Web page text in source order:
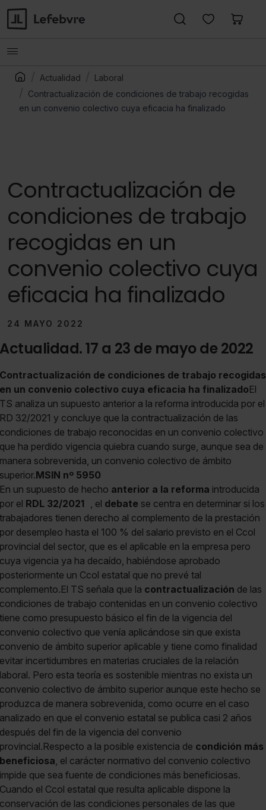
Actualidad
Laboral
Contractualización de condiciones de trabajo recogidas
en un convenio colectivo cuya eficacia ha finalizado
Contractualización de
condiciones de trabajo
recogidas en un
convenio colectivo cuya
eficacia ha finalizado
24 MAYO 2022
Actualidad. 17 a 23 de mayo de 2022
Contractualización de condiciones de trabajo recogidas
en un convenio colectivo cuya eficacia ha finalizadoEl
TS analiza un supuesto anterior a la reforma introducida por el
RD 32/2021 y concluye que la contractualización de las
condiciones de trabajo reconocidas en un convenio colectivo
que ha perdido vigencia quiebra cuando surge, aunque sea de
manera sobrevenida, un convenio colectivo de ámbito
superior.MSIN nº 5950
En un supuesto de hecho anterior a la reforma introducida
por el RDL 32/2021 , el debate se centra en determinar si los
trabajadores tienen derecho al complemento de la prestación
por desempleo hasta el 100 % del salario previsto en el Ccol
provincial del sector, que es el aplicable en la empresa pero
cuya vigencia ya ha decaído, habiéndose aprobado
posteriormente un Ccol estatal que no prevé tal
complemento.El TS señala que la contractualización de las
condiciones de trabajo contenidas en un convenio colectivo
tiene como presupuesto básico el fin de la vigencia del
convenio colectivo que venía aplicándose sin que exista
convenio de ámbito superior aplicable y tiene como finalidad
evitar incertidumbres en materias cruciales de la relación
laboral. Pero esta teoría es sostenible mientras no exista un
convenio colectivo de ámbito superior aunque este hecho se
produzca de manera sobrevenida, como ocurre en el caso
analizado en que el convenio estatal se publica casi 2 años
después del fin de la vigencia del convenio
provincial.Respecto a la posible existencia de condición más
beneficiosa, el carácter normativo del convenio colectivo
impide que sea fuente de condiciones más beneficiosas.
Cuando el Ccol estatal que resulta aplicable dispone la
conservación de las condiciones personales de las que